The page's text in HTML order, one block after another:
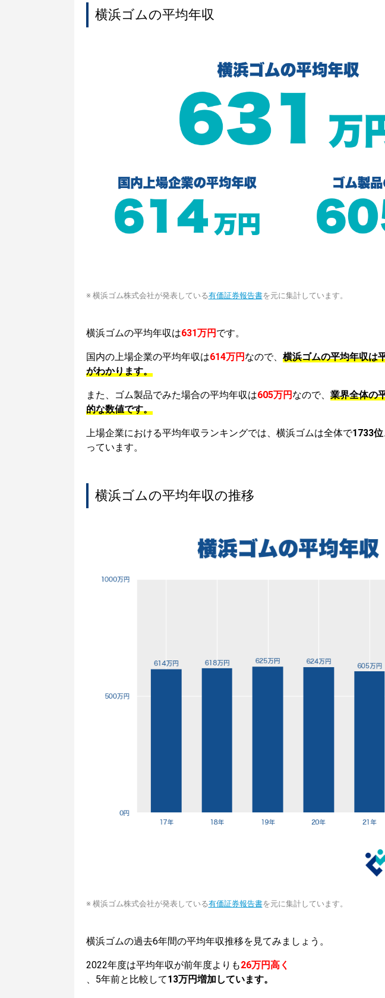
横浜ゴムの平均年収
※ 横浜ゴム株式会社が発表している有価証券報告書を元に集計しています。
横浜ゴムの平均年収は631万円 です。
国内の上場企業の平均年収は614万円 なので、 横浜ゴムの平均年収は
がわかります。
また、ゴム製品でみた場合の平均年収は605万円 なので、 業界全体の
的な数値です。
上場企業における平均年収ランキングでは、横浜ゴムは全体で1733位
っています。
横浜ゴムの平均年収の推移
※ 横浜ゴム株式会社が発表している有価証券報告書を元に集計しています。
横浜ゴムの過去6年間の平均年収推移を見てみましょう。
2022年度は平均年収が前年度よりも26万円高く
、5年前と比較して13万円増加しています。